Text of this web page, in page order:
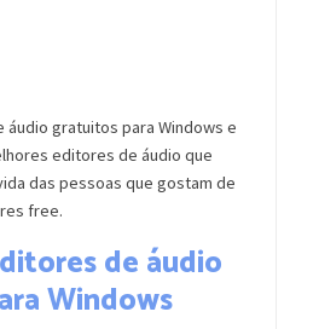
áudio gratuitos para Windows e
editores de áudio que
das pessoas que gostam de
free.
de áudio
Windows